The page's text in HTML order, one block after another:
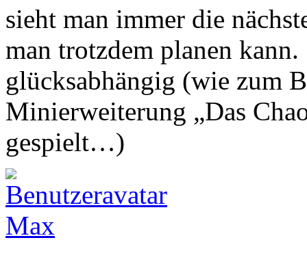
sieht man immer die
man trotzdem planen
glücksabhängig (wie zum
Minierweiterung „Das
gespielt…)
Max